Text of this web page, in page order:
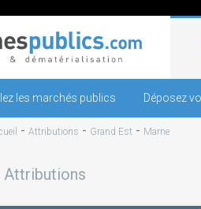
les marchés publics Déposez
- Attributions - Grand Est - Marne
Attributions